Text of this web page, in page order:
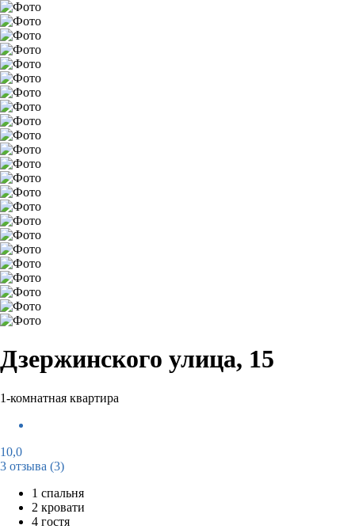
Дзержинского улица, 15
1-комнатная квартира
10,0
3 отзыва (3)
1 спальня
2 кровати
4 гостя